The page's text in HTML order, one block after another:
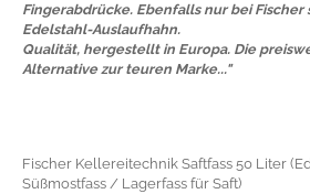
Fingerabdrücke. Ebenfalls nur bei Fischer
Edelstahl-Auslaufhahn.
Qualität, hergestellt in Europa. Die
Alternative zur teuren Marke..."
Fischer Kellereitechnik Saftfass 50 Liter
Süßmostfass / Lagerfass für Saft)